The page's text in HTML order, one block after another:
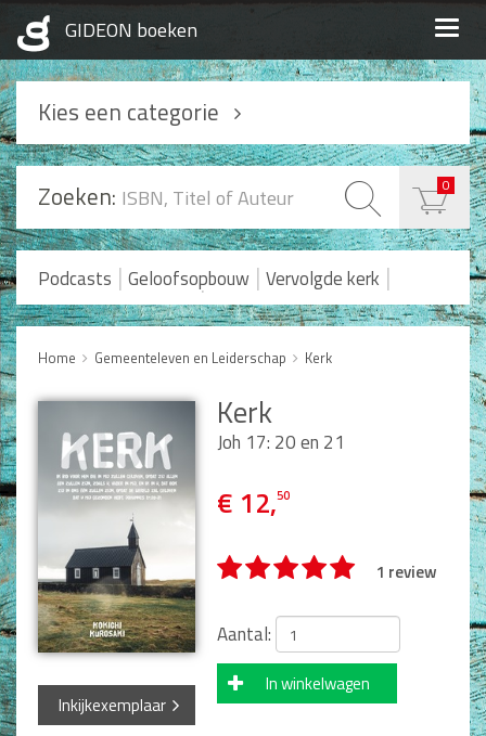
Kies een categorie
Podcasts
Geloofsopbouw
Praktisch Christen zijn
Levensverhalen
Huwelijk en Gezin
Alle producten
Man / Vrouw
Vrouw
Alle producten
Seksualiteit
Kinderboeken
Zoeken: 0
Podcasts | Geloofsopbouw | Vervolgde kerk |
Romans en Verhalen|Koopjes
Home Gemeenteleven en Leiderschap Kerk
Inkijkexemplaar
Kerk
Joh 17: 20 en 21
€ 12,50
1 review
Aantal:
In winkelwagen